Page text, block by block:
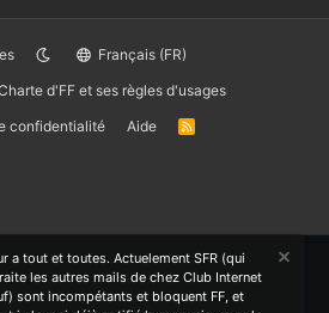
Français (FR)
d'FF et ses règles d'usages
confidentialité
Aide
R
a tout et toutes. Actuelement SFR (qui
les autres mails de chez Club Internet
sont incompétants et bloquent FF, et